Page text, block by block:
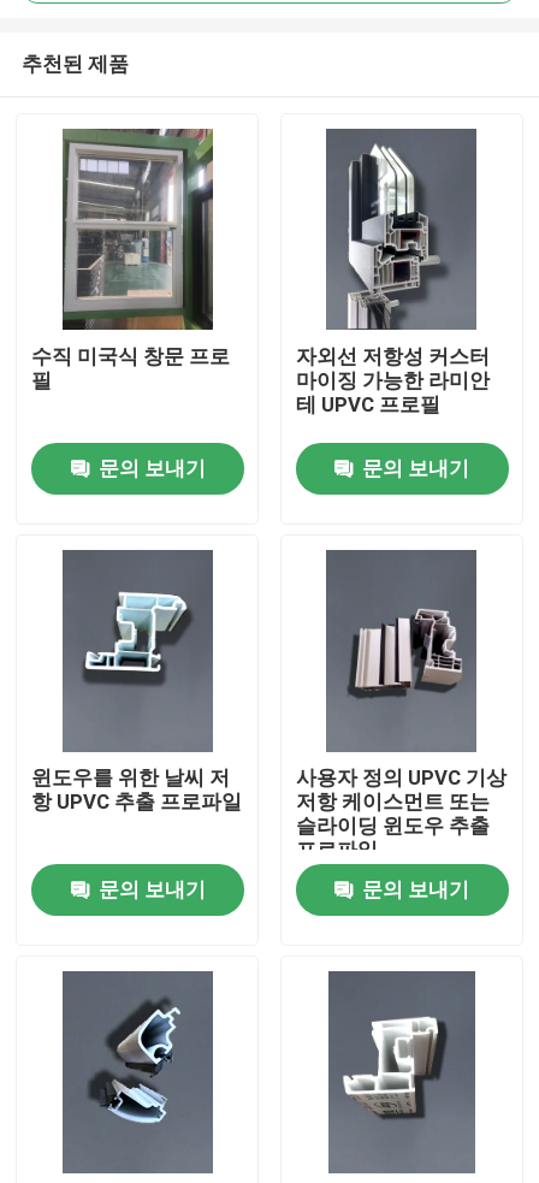
집
공장 여행
품질 관리
인용문을 요구하세요
UPVC 문 프로필
UPVC 윈도우 프로파일
추천된 제품
수직 미국식 창문 프로
필
문의 보내기
자외선 저항성 커스터
마이징 가능한 라미안
테 UPVC 프로필
문의 보내기
윈도우를 위한 날씨 저
항 UPVC 추출 프로파일
문의 보내기
사용자 정의 UPVC 기상
저항 케이스먼트 또는
슬라이딩 윈도우 추출
프로파일
문의 보내기